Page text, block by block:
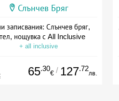
Слънчев Бряг
записвания: Слънчев бряг,
нощувка с All Inclusive
+ all inclusive
65.30
€ / 127.72
лв.